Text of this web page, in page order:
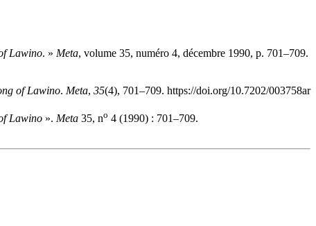
Lawino. » Meta, volume 35, numéro 4, décembre 1990, p. 701–709.
of Lawino. Meta, 35(4), 701–709. https://doi.org/10.7202/003758ar
Lawino ». Meta 35, no 4 (1990) : 701–709.